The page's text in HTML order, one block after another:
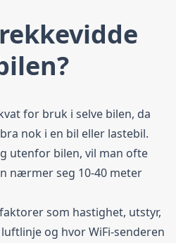
for bruk i selve bilen, da
nok i en bil eller lastebil.
utenfor bilen, vil man ofte
nærmer seg 10-40 meter
som hastighet, utstyr,
og hvor WiFi-senderen